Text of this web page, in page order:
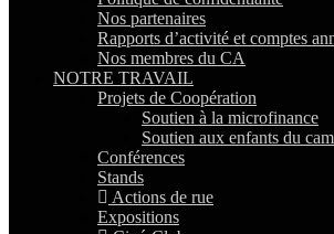
Nos partenaires
Rapports d’activité et comptes
Nos membres du CA
NOTRE TRAVAIL
Projets de Coopération
Soutien à la microfinance
Soutien aux enfants du
Conférences
Stands
Actions de rue
Expositions